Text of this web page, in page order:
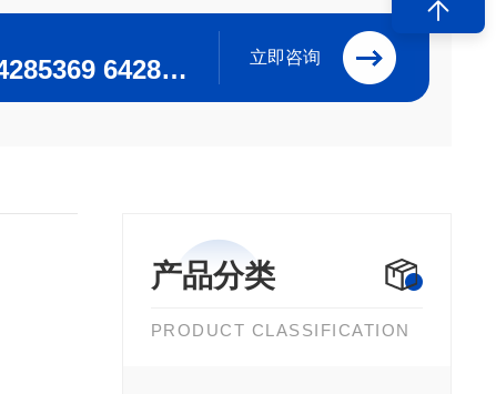
0371-64280063 64285369 64285222 立即咨询
产品分类
PRODUCT CLASSIFICATION